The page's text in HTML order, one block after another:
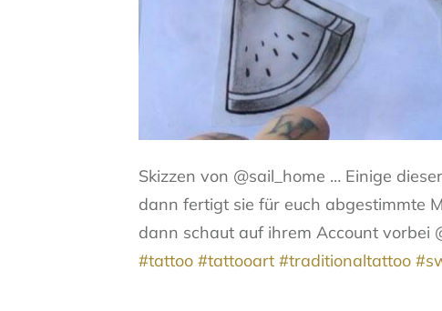
Skizzen von @sail_home … Einige
dann fertigt sie für euch abgestimmte
dann schaut auf ihrem Account vorbei
#tattoo #tattooart #traditionaltattoo